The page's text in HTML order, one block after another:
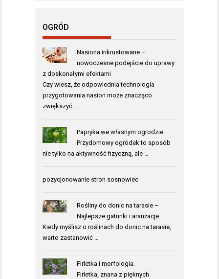
OGRÓD
Nasiona inkrustowane –
nowoczesne podejście do uprawy
z doskonałymi efektami
Czy wiesz, że odpowiednia technologia
przygotowania nasion może znacząco
zwiększyć …
Papryka we własnym ogrodzie
Przydomowy ogródek to sposób
nie tylko na aktywność fizyczną, ale …
pozycjonowanie stron sosnowiec
Rośliny do donic na tarasie –
Najlepsze gatunki i aranżacje
Kiedy myślisz o roślinach do donic na tarasie,
warto zastanowić …
Firletka i morfologia.
Firletka, znana z pięknych